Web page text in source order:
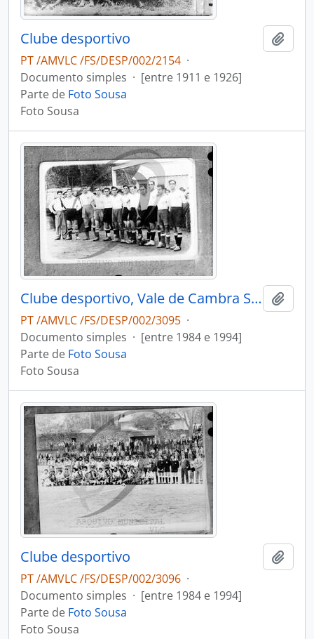
Clube desportivo
PT /AMVLC /FS/DESP/002/2154 ·
Documento simples · [entre 1911 e 1926]
Parte de Foto Sousa
Foto Sousa
Clube desportivo, Vale de Cambra Sport Club
PT /AMVLC /FS/DESP/002/3095 ·
Documento simples · [entre 1984 e 1994]
Parte de Foto Sousa
Foto Sousa
Clube desportivo
PT /AMVLC /FS/DESP/002/3096 ·
Documento simples · [entre 1984 e 1994]
Parte de Foto Sousa
Foto Sousa